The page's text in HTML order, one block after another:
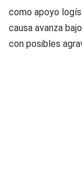
como apoyo
causa avanza
con posibles